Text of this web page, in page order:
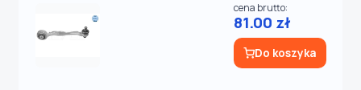
cena brutto:
81.00 zł
Do koszyka